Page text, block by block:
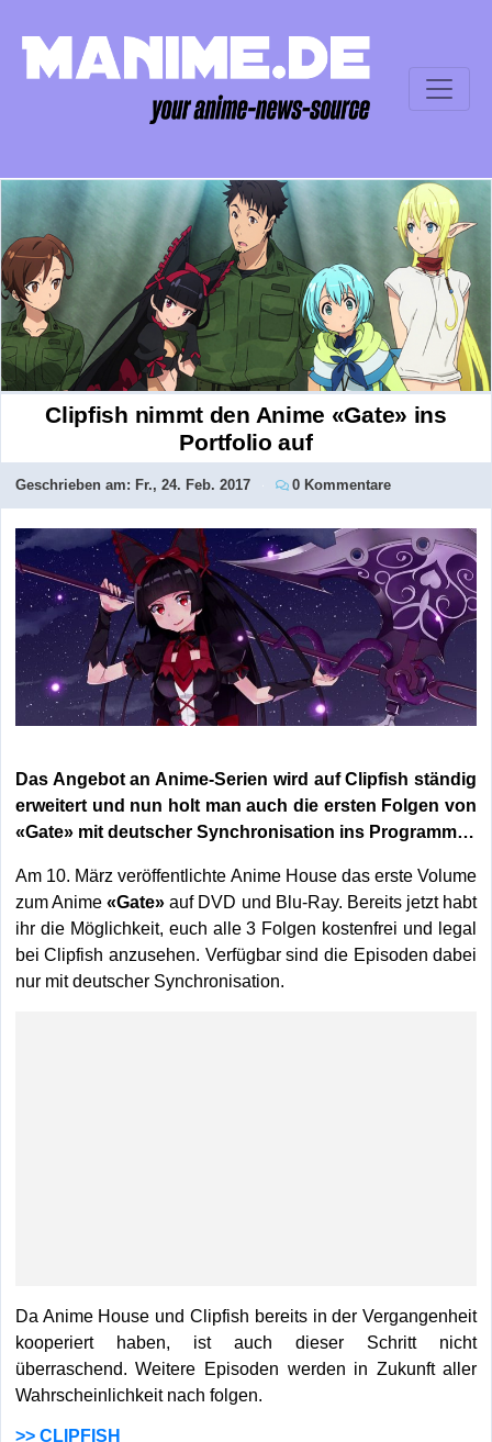
Clipfish nimmt den Anime «Gate» ins
Portfolio auf
Geschrieben am: Fr., 24. Feb. 2017 0 Kommentare
Das Angebot an Anime-Serien wird auf Clipfish ständig
erweitert und nun holt man auch die ersten Folgen von
«Gate» mit deutscher Synchronisation ins Programm…
Am 10. März veröffentlichte Anime House das erste Volume
zum Anime«Gate» auf DVD und Blu-Ray. Bereits jetzt habt
ihr die Möglichkeit, euch alle 3 Folgen kostenfrei und legal
bei Clipfish anzusehen. Verfügbar sind die Episoden dabei
nur mit deutscher Synchronisation.
Da Anime House und Clipfish bereits in der Vergangenheit
kooperiert haben, ist auch dieser Schritt nicht
überraschend. Weitere Episoden werden in Zukunft aller
Wahrscheinlichkeit nach folgen.
>> CLIPFISH